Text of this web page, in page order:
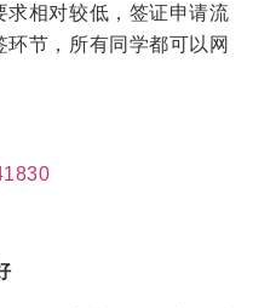
求相对较低，签证申请流
节，所有同学都可以网